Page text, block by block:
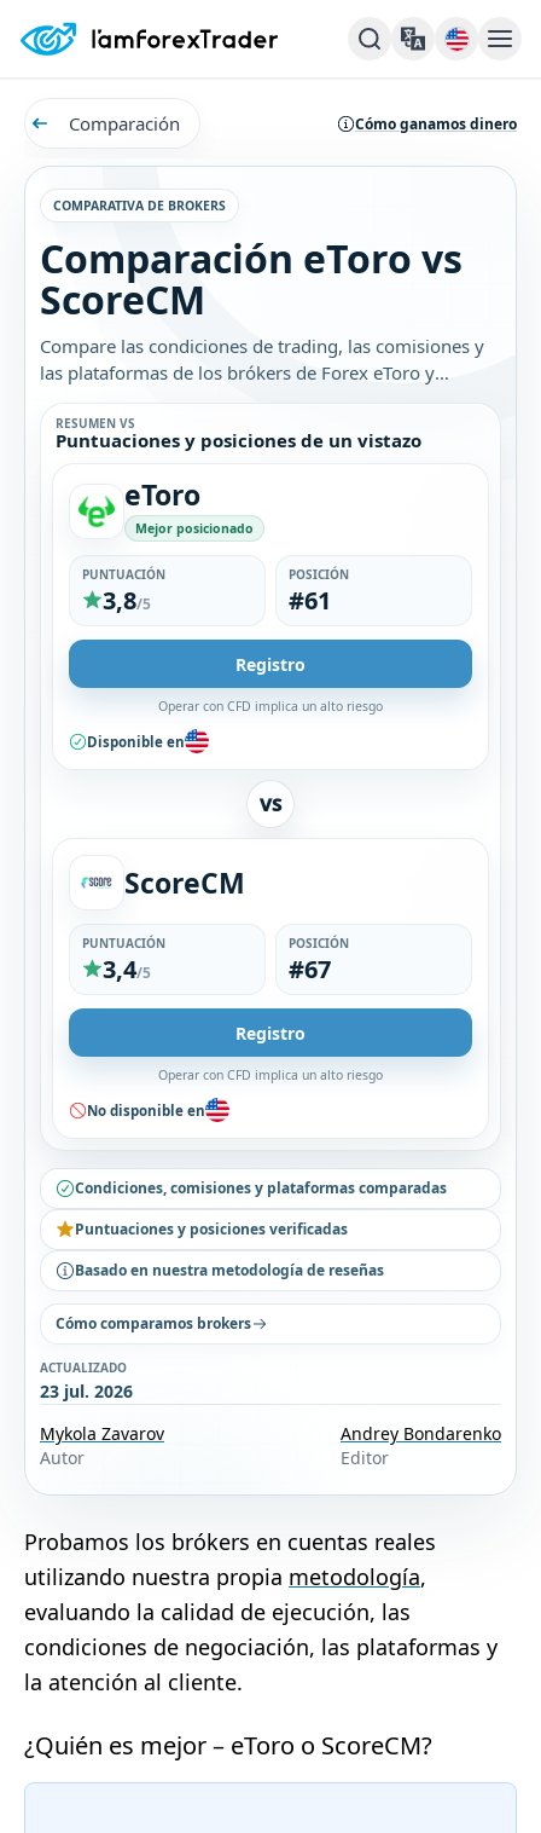
Comparación Cómo ganamos dinero
COMPARATIVA DE BROKERS
Comparación eToro vs
ScoreCM
Compare las condiciones de trading, las comisiones y
las plataformas de los brókers de Forex eToro y
ScoreCM. Descubra cuál es el mejor bróker para usted.
RESUMEN VS
Puntuaciones y posiciones de un vistazo
eToro
Mejor posicionado
PUNTUACIÓN
3,8/5
POSICIÓN
#61
Registro
Operar con CFD implica un alto riesgo
Disponible en
VS
ScoreCM
PUNTUACIÓN
3,4/5
POSICIÓN
#67
Registro
Operar con CFD implica un alto riesgo
No disponible en
Condiciones, comisiones y plataformas comparadas
Puntuaciones y posiciones verificadas
Basado en nuestra metodología de reseñas
Cómo comparamos brokers
ACTUALIZADO
23 jul. 2026
Mykola Zavarov
Autor
Andrey Bondarenko
Editor
Probamos los brókers en cuentas reales
utilizando nuestra propia metodología,
evaluando la calidad de ejecución, las
condiciones de negociación, las plataformas y
la atención al cliente.
¿Quién es mejor – eToro o ScoreCM?